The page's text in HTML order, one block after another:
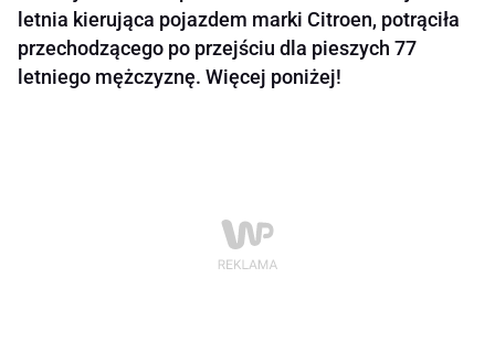
letnia kierująca pojazdem marki Citroen, potrąciła
przechodzącego po przejściu dla pieszych 77
letniego mężczyznę. Więcej poniżej!